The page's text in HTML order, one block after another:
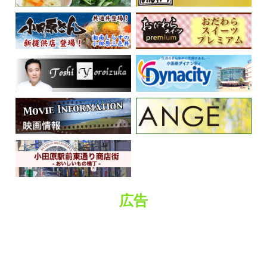
くらしの情報
広告